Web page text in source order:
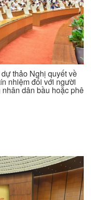
thảo Nghị quyết về
nhiệm đối với người
dân bầu hoặc phê